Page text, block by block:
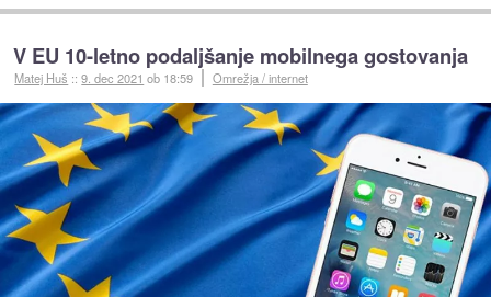
V EU 10-letno podaljšanje mobilnega gostovanja
Matej Huš ::9. dec 2021 ob 18:59 Omrežja / internet